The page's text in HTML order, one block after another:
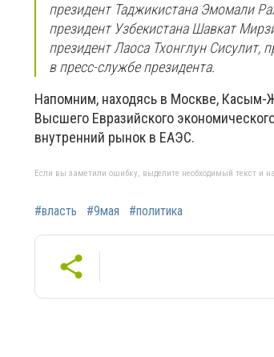
президент Таджикистана Эмомали
президент Узбекистана Шавкат
президент Лаоса Тхонглун Сисулит,
в пресс-службе президента.
Напомним, находясь в Москве, Касым-
Высшего Евразийского
внутренний рынок в ЕАЭС.
Если вы заметили ошибку, выделите необходимый текст и
#власть #9мая #политика